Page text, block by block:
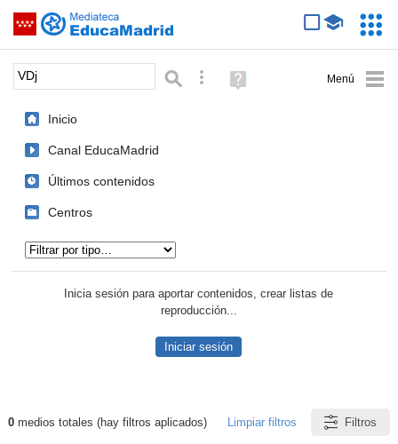
Saltar navegación
Palabra o frase: Búsqueda avanzada
Ayuda
(en
Inicio
Canal EducaMadrid
Últimos contenidos
Centros
Inicia sesión para aportar contenidos, crear listas de
reproducción...
Iniciar sesión
Resultados de: VDj
0medios totales (hay filtros aplicados) Limpiar filtros Filtros